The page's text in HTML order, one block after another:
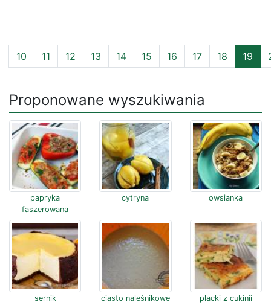
10 11 12 13 14 15 16 17 18 19
Proponowane wyszukiwania
papryka
faszerowana
cytryna owsianka
sernik ciasto naleśnikowe placki z cukinii